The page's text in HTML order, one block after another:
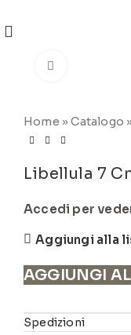
Home »Catalogo »
Libellula 7
Accedi per
Aggiungi alla
AGGIUNGI
Spedizioni